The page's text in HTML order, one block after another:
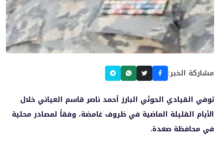
مشاركة الخبر:
توفي القيادي الحوثي البارز أحمد ناصر قاسم العياني خلال
الأيام القليلة الماضية في ظروف غامضة، وفقاً لمصادر محلية
في محافظة صعدة.